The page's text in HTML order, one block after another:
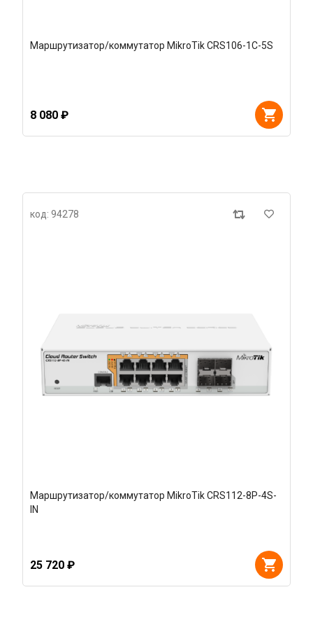
Маршрутизатор/коммутатор MikroTik CRS106-1C-5S
8 080 ₽
код: 94278
Маршрутизатор/коммутатор MikroTik CRS112-8P-4S-
IN
25 720 ₽